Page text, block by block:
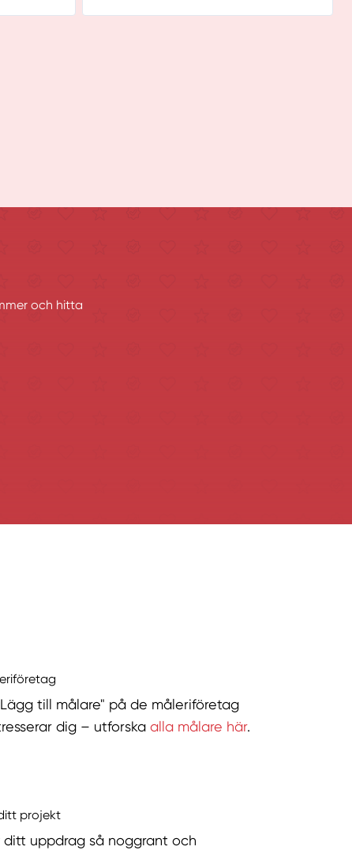
och hitta
till målare" på de måleriföretag
dig – utforska alla målare här.
projekt
ditt uppdrag så noggrant och